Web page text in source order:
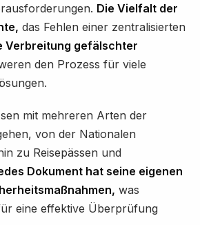
Die Vielfalt der
das Fehlen einer zentralisierten
Verbreitung gefälschter
den Prozess für viele
mit mehreren Arten der
von der Nationalen
zu Reisepässen und
Dokument hat seine eigenen
was
eine effektive Überprüfung